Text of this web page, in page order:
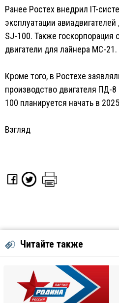
Ранее Ростех внедрил IT-
эксплуатации
SJ-100. Также госкорпорация
двигатели для лайнера МС-21.
Кроме того, в Ростехе
производство двигателя ПД-
100 планируется начать в
Взгляд
Читайте также